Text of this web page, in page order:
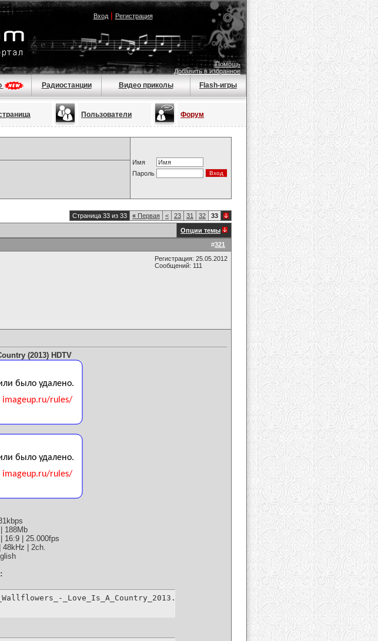
Вход| Регистрация
Помощь
Добавить в избранное
Радиостанции Видео приколы Flash-игры
Пользователи Форум
Имя
Пароль
Страница 33 из 33 « Первая < 23 31 32 33
Опции темы
#321
Регистрация: 25.05.2012
Сообщений: 111
(2013) HDTV
188Mb
16:9 | 25.000fps
48kHz | 2ch.
_Love_Is_A_Country_2013.ts